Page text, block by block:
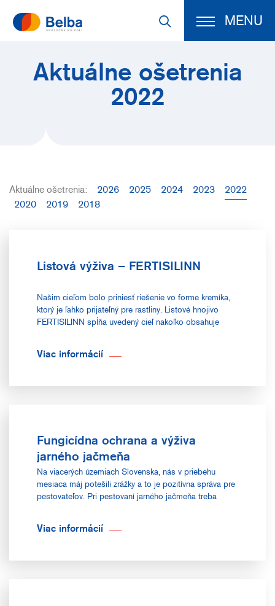
MENU
Aktuálne ošetrenia
2022
Aktuálne ošetrenia: 2026 2025 2024 2023
2022
2020
2019 2018
Listová výživa – FERTISILINN
Našim cieľom bolo priniesť riešenie vo forme kremíka,
ktorý je ľahko prijateľný pre rastliny. Listové hnojivo
FERTISILINN spĺňa uvedený cieľ nakoľko obsahuje
Viac informácií
Fungicídna ochrana a výživa
jarného jačmeňa
Na viacerých územiach Slovenska, nás v priebehu
mesiaca máj potešili zrážky a to je pozitívna správa pre
pestovateľov. Pri pestovaní jarného jačmeňa treba
zvýšenie kvality úrody.
Viac informácií